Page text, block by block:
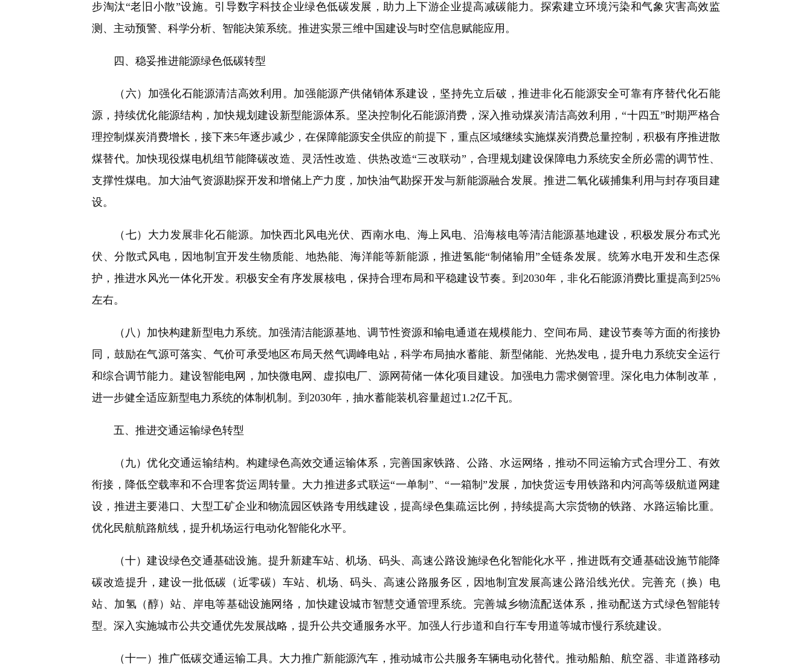
步淘汰“老旧小散”设施。引导数字科技企业绿色低碳发展，助力上下游企业提高减碳能力。探索建立环境污染和气象灾害高效监
测、主动预警、科学分析、智能决策系统。推进实景三维中国建设与时空信息赋能应用。
四、稳妥推进能源绿色低碳转型
（六）加强化石能源清洁高效利用。加强能源产供储销体系建设，坚持先立后破，推进非化石能源安全可靠有序替代化石能
源，持续优化能源结构，加快规划建设新型能源体系。坚决控制化石能源消费，深入推动煤炭清洁高效利用，“十四五”时期严格合
理控制煤炭消费增长，接下来5年逐步减少，在保障能源安全供应的前提下，重点区域继续实施煤炭消费总量控制，积极有序推进散
煤替代。加快现役煤电机组节能降碳改造、灵活性改造、供热改造“三改联动”，合理规划建设保障电力系统安全所必需的调节性、
支撑性煤电。加大油气资源勘探开发和增储上产力度，加快油气勘探开发与新能源融合发展。推进二氧化碳捕集利用与封存项目建
设。
（七）大力发展非化石能源。加快西北风电光伏、西南水电、海上风电、沿海核电等清洁能源基地建设，积极发展分布式光
伏、分散式风电，因地制宜开发生物质能、地热能、海洋能等新能源，推进氢能“制储输用”全链条发展。统筹水电开发和生态保
护，推进水风光一体化开发。积极安全有序发展核电，保持合理布局和平稳建设节奏。到2030年，非化石能源消费比重提高到25%
左右。
（八）加快构建新型电力系统。加强清洁能源基地、调节性资源和输电通道在规模能力、空间布局、建设节奏等方面的衔接协
同，鼓励在气源可落实、气价可承受地区布局天然气调峰电站，科学布局抽水蓄能、新型储能、光热发电，提升电力系统安全运行
和综合调节能力。建设智能电网，加快微电网、虚拟电厂、源网荷储一体化项目建设。加强电力需求侧管理。深化电力体制改革，
进一步健全适应新型电力系统的体制机制。到2030年，抽水蓄能装机容量超过1.2亿千瓦。
五、推进交通运输绿色转型
（九）优化交通运输结构。构建绿色高效交通运输体系，完善国家铁路、公路、水运网络，推动不同运输方式合理分工、有效
衔接，降低空载率和不合理客货运周转量。大力推进多式联运“一单制”、“一箱制”发展，加快货运专用铁路和内河高等级航道网建
设，推进主要港口、大型工矿企业和物流园区铁路专用线建设，提高绿色集疏运比例，持续提高大宗货物的铁路、水路运输比重。
优化民航航路航线，提升机场运行电动化智能化水平。
（十）建设绿色交通基础设施。提升新建车站、机场、码头、高速公路设施绿色化智能化水平，推进既有交通基础设施节能降
碳改造提升，建设一批低碳（近零碳）车站、机场、码头、高速公路服务区，因地制宜发展高速公路沿线光伏。完善充（换）电
站、加氢（醇）站、岸电等基础设施网络，加快建设城市智慧交通管理系统。完善城乡物流配送体系，推动配送方式绿色智能转
型。深入实施城市公共交通优先发展战略，提升公共交通服务水平。加强人行步道和自行车专用道等城市慢行系统建设。
（十一）推广低碳交通运输工具。大力推广新能源汽车，推动城市公共服务车辆电动化替代。推动船舶、航空器、非道路移动